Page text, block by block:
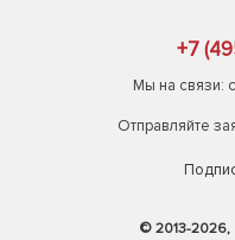
+7
Мы на связи:
Отправляйте
© 2013-